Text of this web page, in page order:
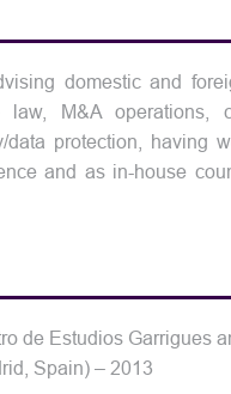
domestic and
M&A operations,
protection, having
and as in-house
de Estudios Garrigues
Spain) – 2013